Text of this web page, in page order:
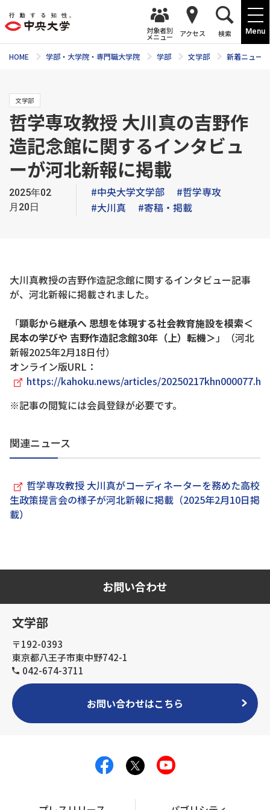
Menu
対象者別
メニュー アクセス 検索
HOME 学部・大学院・専門職大学院 学部 文学部 新着ニュース
文学部
哲学専攻教授 大川真の吉野作
造記念館に関するインタビュ
ーが河北新報に掲載
2025年02
月20日
#中央大学文学部
#哲学専攻
#大川真
#寄稿・掲載
大川真教授の吉野作造記念館に関するインタビュー記事
が、河北新報に掲載されました。
「顕彰から継承へ 思想を体現する社会教育施設を模索＜
民本の学びや 吉野作造記念館30年（上）転機＞」（河北
新報2025年2月18日付）
オンライン版URL：
https://kahoku.news/articles/
※記事の閲覧には会員登録が必要です。
関連ニュース
哲学専攻教授 大川真がコーディネーターを務めた高校
生政策提言会の様子が河北新報に掲載（2025年2月10日掲
載）
お問い合わせ
文学部
〒192-0393
東京都八王子市東中野742-1
042-674-3711
お問い合わせはこちら